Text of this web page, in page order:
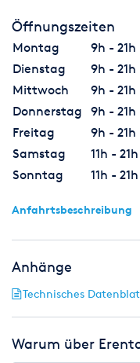
Öffnungszeiten
Montag
9h - 21h
Dienstag
9h - 21h
Mittwoch
9h - 21h
Donnerstag
9h - 21h
Freitag
9h - 21h
Samstag
11h - 21h
Sonntag
11h - 21h
Anfahrtsbeschreibung
Anhänge
Technisches
Warum über